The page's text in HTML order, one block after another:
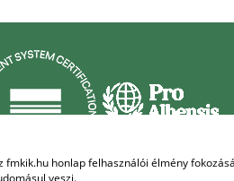
fmkik.hu honlap felhasználói élmény
veszi.